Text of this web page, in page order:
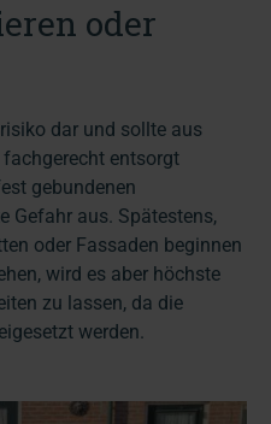
oder
dar und sollte aus
entsorgt
gebundenen
Gefahr aus. Spätestens,
oder Fassaden beginnen
wird es aber höchste
zu lassen, da die
werden.